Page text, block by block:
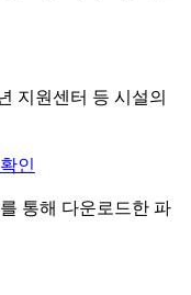
지원센터 등 시설의
인
통해 다운로드한 파